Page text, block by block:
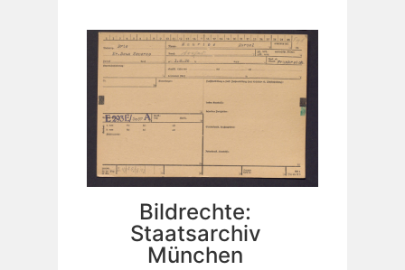
Bildrechte:
Staatsarchiv
München